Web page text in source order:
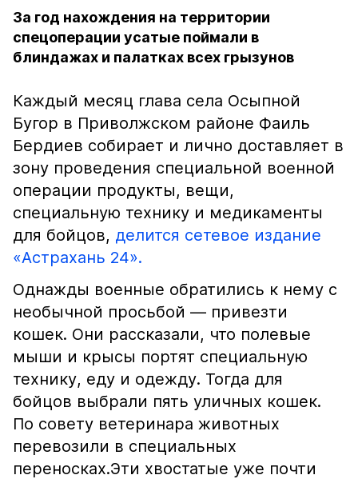
За год нахождения на территории
спецоперации усатые поймали в
блиндажах и палатках всех грызунов
Каждый месяц глава села Осыпной
Бугор в Приволжском районе Фаиль
Бердиев собирает и лично доставляет в
зону проведения специальной военной
операции продукты, вещи,
специальную технику и медикаменты
для бойцов, делится сетевое издание
«Астрахань 24».
Однажды военные обратились к нему с
необычной просьбой — привезти
кошек. Они рассказали, что полевые
мыши и крысы портят специальную
технику, еду и одежду. Тогда для
бойцов выбрали пять уличных кошек.
По совету ветеринара животных
перевозили в специальных
переносках.Эти хвостатые уже почти